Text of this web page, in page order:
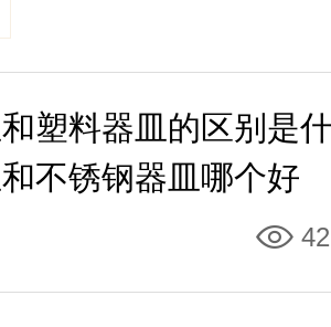
塑料器皿的区别是
不锈钢器皿哪个好